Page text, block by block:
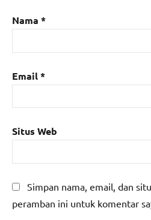
Nama *
Email*
Situs Web
Simpan nama, email, dan
peramban ini untuk komentar